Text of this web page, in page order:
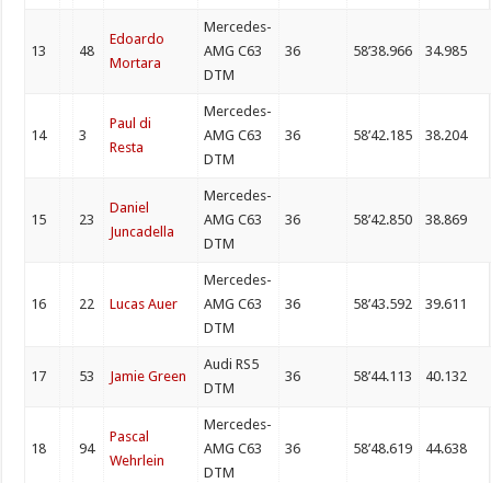
13 48
Edoardo
Mortara
Mercedes-
AMG C63
DTM
36 58’38.966 34.985
14 3
Paul di
Resta
Mercedes-
AMG C63
DTM
36 58’42.185 38.204
15 23
Daniel
Juncadella
Mercedes-
AMG C63
DTM
36 58’42.850 38.869
16 22 Lucas Auer
Mercedes-
AMG C63
DTM
36 58’43.592 39.611
17 53 Jamie Green
Audi RS5
DTM
36 58’44.113 40.132
18 94
Pascal
Wehrlein
Mercedes-
AMG C63
DTM
36 58’48.619 44.638